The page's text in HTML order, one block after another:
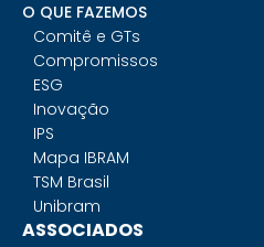
O QUE FAZEMOS
Comitê e GTs
Compromissos
ESG
Inovação
IPS
Mapa IBRAM
TSM Brasil
Unibram
ASSOCIADOS